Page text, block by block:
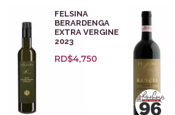
FELSINA
BERARDENGA
EXTRA VERGINE
2023
RD$4,750